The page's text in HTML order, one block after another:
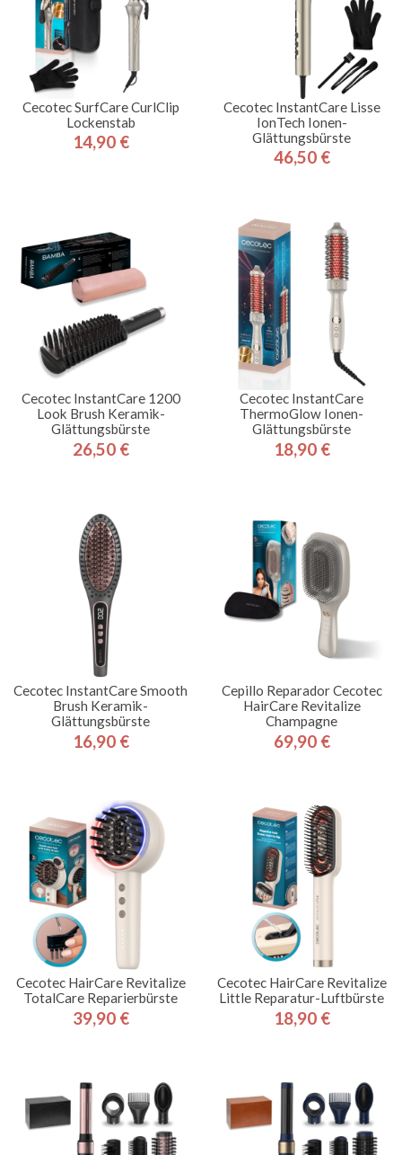
Cecotec SurfCare CurlClip
Lockenstab
Preis
14,90 €
Cecotec InstantCare Lisse
IonTech Ionen-
Glättungsbürste
Preis
46,50 €
Cecotec InstantCare 1200
Look Brush Keramik-
Glättungsbürste
Preis
26,50 €
Cecotec InstantCare
ThermoGlow Ionen-
Glättungsbürste
Preis
18,90 €
Cecotec InstantCare Smooth
Brush Keramik-
Glättungsbürste
Preis
16,90 €
Cepillo Reparador Cecotec
HairCare Revitalize
Champagne
Preis
69,90 €
Cecotec HairCare Revitalize
TotalCare Reparierbürste
Preis
39,90 €
Cecotec HairCare Revitalize
Little Reparatur-Luftbürste
Preis
18,90 €